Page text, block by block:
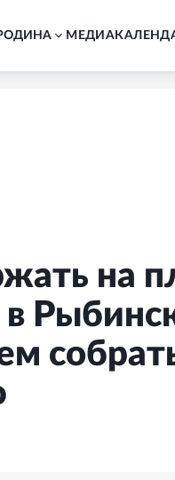
MЕДИА
на